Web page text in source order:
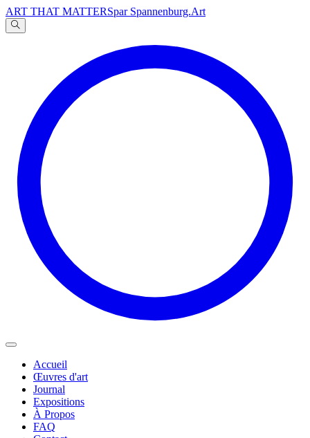
ART THAT MATTERSpar Spannenburg.Art
文
Accueil
Œuvres d'art
Journal
Expositions
À Propos
FAQ